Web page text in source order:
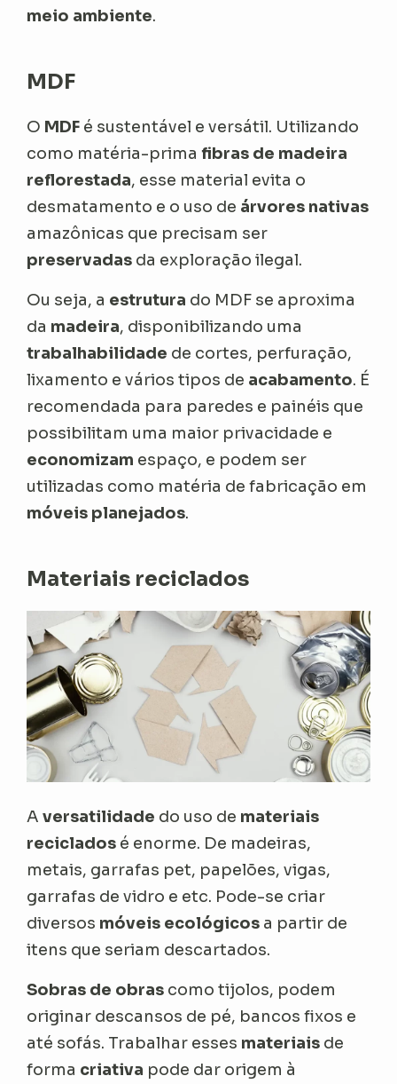
meio ambiente.
MDF
O MDF é sustentável e versátil. Utilizando
como matéria-prima fibras de madeira
reflorestada, esse material evita o
desmatamento e o uso de árvores nativas
amazônicas que precisam ser
preservadas da exploração ilegal.
Ou seja, a estrutura do MDF se aproxima
da madeira, disponibilizando uma
trabalhabilidade de cortes, perfuração,
lixamento e vários tipos de acabamento. É
recomendada para paredes e painéis que
possibilitam uma maior privacidade e
economizam espaço, e podem ser
utilizadas como matéria de fabricação em
móveis planejados.
Materiais reciclados
Aversatilidade do uso de materiais
reciclados é enorme. De madeiras,
metais, garrafas pet, papelões, vigas,
garrafas de vidro e etc. Pode-se criar
diversos móveis ecológicos a partir de
itens que seriam descartados.
Sobras de obras como tijolos, podem
originar descansos de pé, bancos fixos e
até sofás. Trabalhar esses materiais de
forma criativa pode dar origem à